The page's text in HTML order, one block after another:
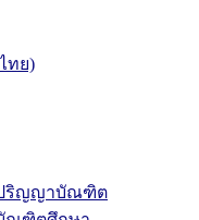
ทย)
ปริญญาบัณฑิต